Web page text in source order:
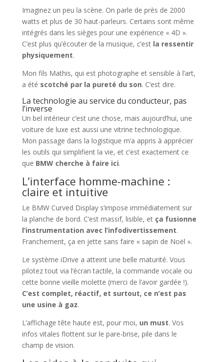
Imaginez un peu la scène. On parle de près de 2000
watts et plus de 30 haut-parleurs. Certains sont même
intégrés dans les sièges pour une expérience « 4D ».
C’est plus qu’écouter de la musique, c’est la ressentir
physiquement.
Mon fils Mathis, qui est photographe et sensible à l’art,
a été scotché par la pureté du son. C’est dire.
La technologie au service du conducteur, pas
l’inverse
Un bel intérieur c’est une chose, mais aujourd’hui, une
voiture de luxe est aussi une vitrine technologique.
Mon passage dans la logistique m’a appris à apprécier
les outils qui simplifient la vie, et c’est exactement ce
que BMW cherche à faire ici.
L’interface homme-machine :
claire et intuitive
Le BMW Curved Display s’impose immédiatement sur
la planche de bord. C’est massif, lisible, et ça fusionne
l’instrumentation avec l’infodivertissement.
Franchement, ça en jette sans faire « sapin de Noël ».
Le système iDrive a atteint une belle maturité. Vous
pilotez tout via l’écran tactile, la commande vocale ou
cette bonne vieille molette (merci de l’avoir gardée !).
C’est complet, réactif, et surtout, ce n’est pas
une usine à gaz.
L’affichage tête haute est, pour moi, un must. Vos
infos vitales flottent sur le pare-brise, pile dans le
champ de vision.